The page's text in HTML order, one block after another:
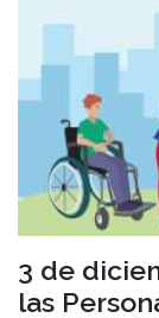
3 de
las